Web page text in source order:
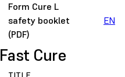
Form Cure L
safety booklet
(PDF)
EN
Fast Cure